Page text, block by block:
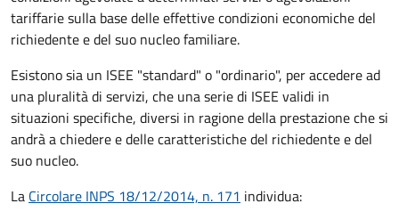
tariffarie sulla base delle effettive condizioni economiche del
richiedente e del suo nucleo familiare.
Esistono sia un ISEE "standard" o "ordinario", per accedere ad
una pluralità di servizi, che una serie di ISEE validi in
situazioni specifiche, diversi in ragione della prestazione che si
andrà a chiedere e delle caratteristiche del richiedente e del
suo nucleo.
La Circolare INPS 18/12/2014, n. 171 individua: